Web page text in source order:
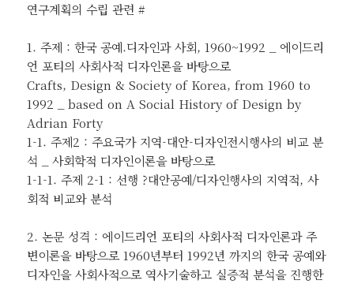
연구계획의 수립 관련 #
1. 주제 : 한국 공예.디자인과 사회, 1960~1992 _ 에이드리
언 포티의 사회사적 디자인론을 바탕으로
Crafts, Design & Society of Korea, from 1960 to
1992 _ based on A Social History of Design by
Adrian Forty
1-1. 주제2 : 주요국가 지역-대안-디자인전시행사의 비교 분
석 _ 사회학적 디자인이론을 바탕으로
1-1-1. 주제 2-1 : 선행 ?대안공예/디자인행사의 지역적, 사
회적 비교와 분석
2. 논문 성격 : 에이드리언 포티의 사회사적 디자인론과 주
변이론을 바탕으로 1960년부터 1992년 까지의 한국 공예와
디자인을 사회사적으로 역사기술하고 실증적 분석을 진행한